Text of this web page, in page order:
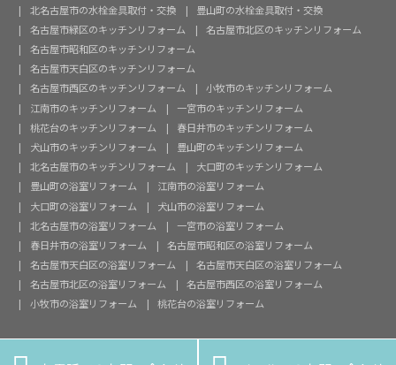
北名古屋市の水栓金具取付・交換
豊山町の水栓金具取付・交換
名古屋市緑区のキッチンリフォーム
名古屋市北区のキッチンリフォーム
名古屋市昭和区のキッチンリフォーム
名古屋市天白区のキッチンリフォーム
名古屋市西区のキッチンリフォーム
小牧市のキッチンリフォーム
江南市のキッチンリフォーム
一宮市のキッチンリフォーム
桃花台のキッチンリフォーム
春日井市のキッチンリフォーム
犬山市のキッチンリフォーム
豊山町のキッチンリフォーム
北名古屋市のキッチンリフォーム
大口町のキッチンリフォーム
豊山町の浴室リフォーム
江南市の浴室リフォーム
大口町の浴室リフォーム
犬山市の浴室リフォーム
北名古屋市の浴室リフォーム
一宮市の浴室リフォーム
春日井市の浴室リフォーム
名古屋市昭和区の浴室リフォーム
名古屋市天白区の浴室リフォーム
名古屋市天白区の浴室リフォーム
名古屋市北区の浴室リフォーム
名古屋市西区の浴室リフォーム
小牧市の浴室リフォーム
桃花台の浴室リフォーム